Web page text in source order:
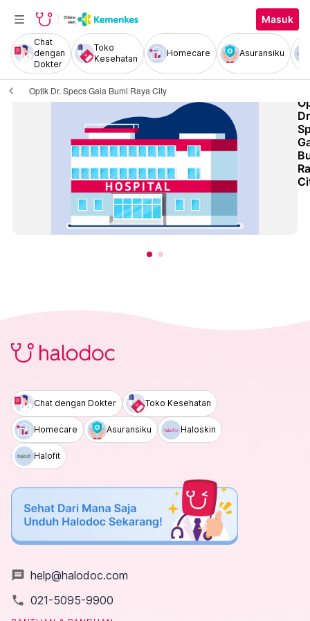
Masuk
Chat
dengan
Dokter
Toko
Kesehatan
Homecare Asuransiku
Optik Dr. Specs Gaia Bumi Raya City
Chat dengan Dokter Toko Kesehatan
Homecare Asuransiku Haloskin
Halofit
message help@halodoc.com
local_phone 021-5095-9900